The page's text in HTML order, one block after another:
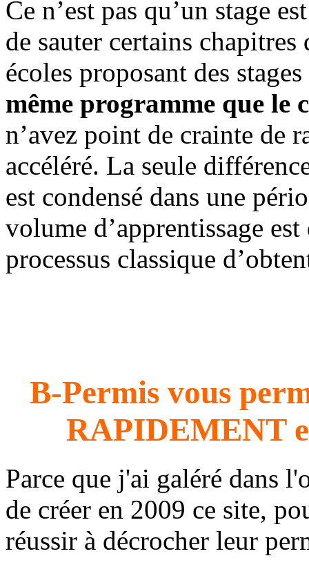
Ce n’est pas qu’un stage
de sauter certains
écoles proposant des
même programme que
n’avez point de crainte de
accéléré. La seule
est condensé dans une
volume d’apprentissage
processus classique
B-Permis vous
RAPIDEMENT
Parce que j'ai galéré dans
de créer en 2009 ce site,
réussir à décrocher leur